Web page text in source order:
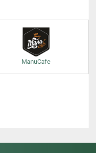
ManuCafe